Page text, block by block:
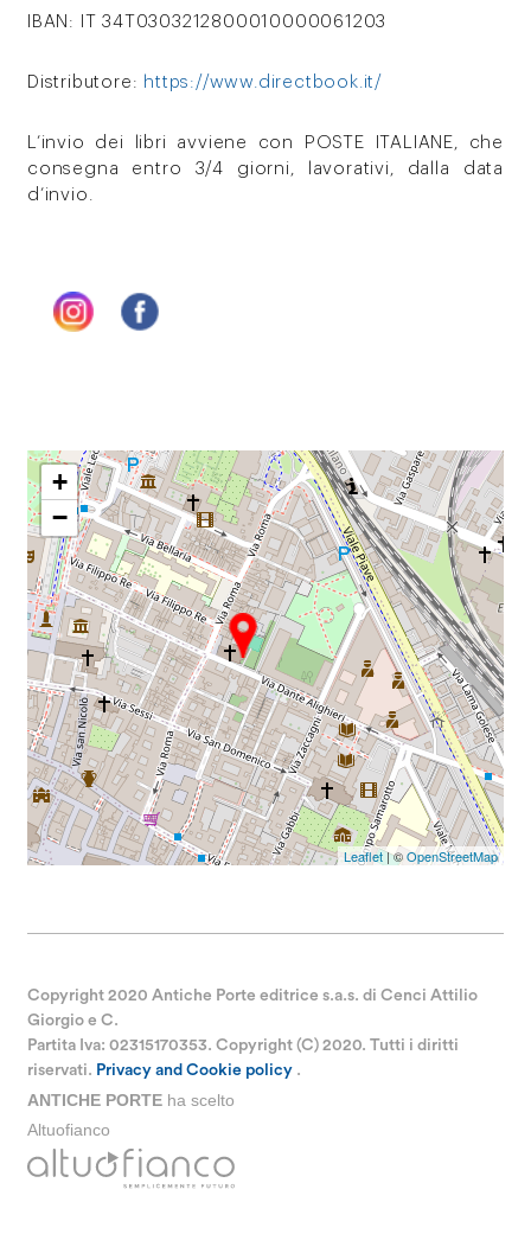
IBAN: IT 34T0303212800010000061203
Distributore: https://www.directbook.it/
L’invio dei libri avviene con POSTE ITALIANE, che
consegna entro 3/4 giorni, lavorativi, dalla data
d’invio.
+
−
Leaflet| ©OpenStreetMap
Copyright 2020 Antiche Porte editrice s.a.s. di Cenci Attilio
Giorgio e C.
Partita Iva: 02315170353. Copyright (C) 2020. Tutti i diritti
riservati. Privacy and Cookie policy .
ANTICHE PORTE ha scelto
Altuofianco